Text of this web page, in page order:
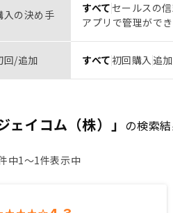
入の決め手 すべてセールスの
アプリで管理がで
回/追加 すべて初回購入 追
ェイコム（株）」 の検索
中1〜1件表示中